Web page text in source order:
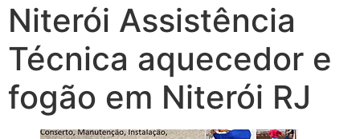
Niterói Assistência
Técnica aquecedor e
fogão em Niterói RJ